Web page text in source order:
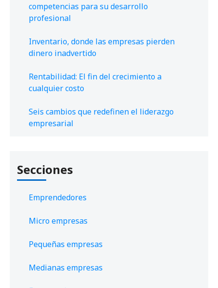
competencias para su desarrollo
profesional
Inventario, donde las empresas pierden
dinero inadvertido
Rentabilidad: El fin del crecimiento a
cualquier costo
Seis cambios que redefinen el liderazgo
empresarial
Secciones
Emprendedores
Micro empresas
Pequeñas empresas
Medianas empresas